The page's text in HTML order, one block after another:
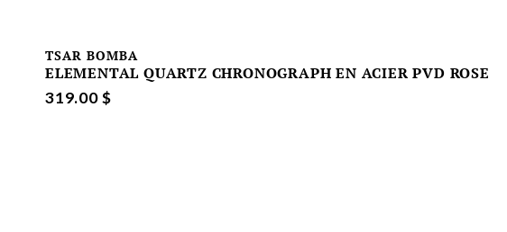
TSAR BOMBA
ELEMENTAL QUARTZ CHRONOGRAPH EN ACIER PVD ROSE
319.00 $